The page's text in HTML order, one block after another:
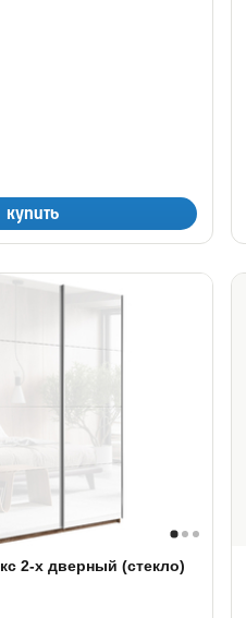
купить
2-х дверный (стекло)